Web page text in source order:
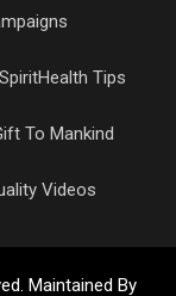
Health Tips
To Mankind
Videos
Maintained By